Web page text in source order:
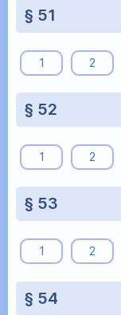
§ 51
1 2
§ 52
1 2
§ 53
1 2
§ 54